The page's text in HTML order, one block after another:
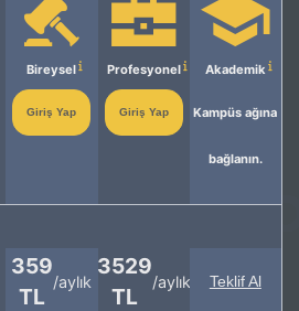
Bireysel
Giriş Yap
Profesyonel
Giriş Yap
Akademik
Kampüs ağına
bağlanın.
359
TL
/aylık
3529
TL
/aylık Teklif Al